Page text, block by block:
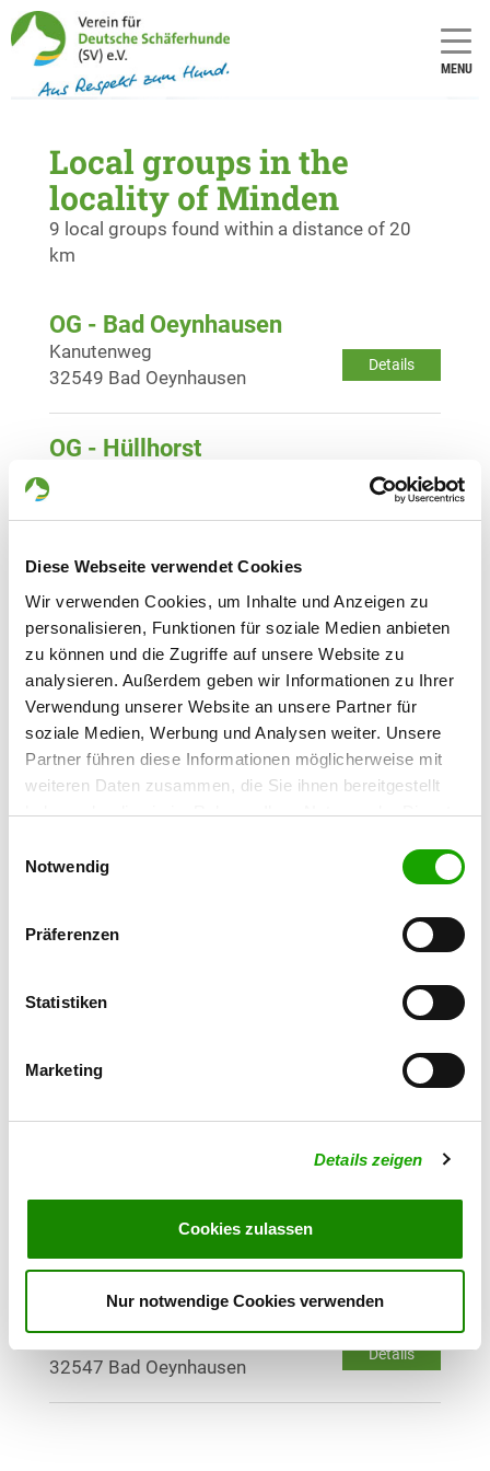
Diese Webseite verwendet Cookies
Wir verwenden Cookies, um Inhalte und Anzeigen zu
personalisieren, Funktionen für soziale Medien anbieten
zu können und die Zugriffe auf unsere Website zu
analysieren. Außerdem geben wir Informationen zu Ihrer
Verwendung unserer Website an unsere Partner für
soziale Medien, Werbung und Analysen weiter. Unsere
Partner führen diese Informationen möglicherweise mit
weiteren Daten zusammen, die Sie ihnen bereitgestellt
haben oder die sie im Rahmen Ihrer Nutzung der Dienste
Cookies, wenn Sie unsere Webseite weiterhin nutzen.
Notwendig
Präferenzen
Statistiken
Marketing
Details zeigen
Cookies zulassen
Nur notwendige Cookies verwenden
MENU
Local groups in the
locality of Minden
9 local groups found within a distance of 20
km
OG - Bad Oeynhausen
Details
Kanutenweg
32549 Bad Oeynhausen
OG - Hüllhorst
Details
OG - Kirchlengern-Nord
Details
Schelmenbrink 13 a
32278 Kirchlengern
OG - Kirchlengern e.V.
Details
Klinksiekweg 2
32278 Kirchlengern
OG - Löhne/Westf.
Details
32584 Löhne
OG - Minden
Details
32423 Minden
OG - Stemmen
32689 Kalletal
OG - Bad Oeynhausen-Lohe
Details
Königshagen 7
32547 Bad Oeynhausen